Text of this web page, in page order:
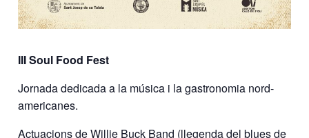
III Soul Food Fest
Jornada dedicada a la música i la gastronomia nord-
americanes.
Actuacions de Willie Buck Band (llegenda del blues de